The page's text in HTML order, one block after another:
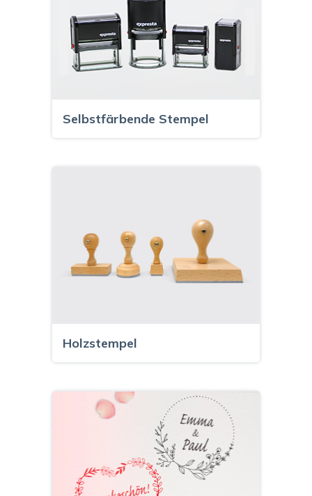
Selbstfärbende Stempel
Holzstempel